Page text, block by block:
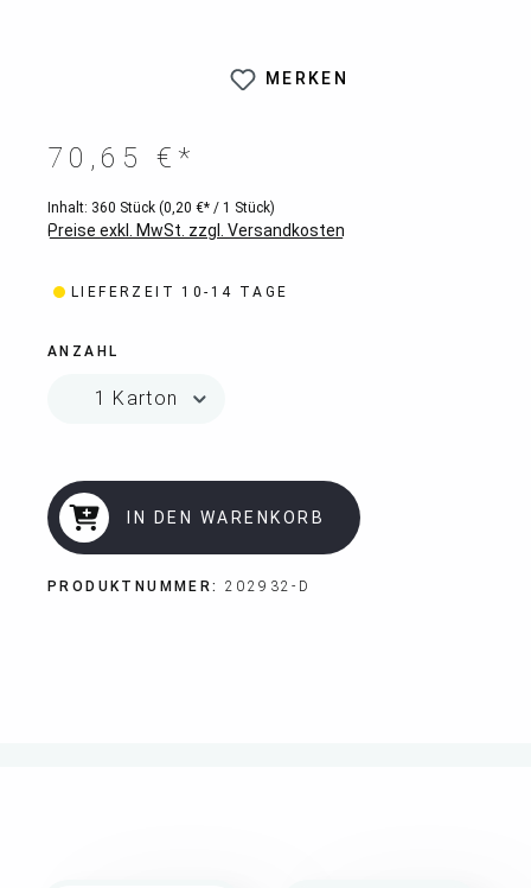
MERKEN
70,65 €*
Inhalt: 360 Stück (0,20 €* / 1 Stück)
Preise exkl. MwSt. zzgl. Versandkosten
LIEFERZEIT 10-14 TAGE
ANZAHL
IN DEN WARENKORB
PRODUKTNUMMER: 202932-D